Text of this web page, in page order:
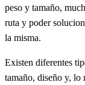
peso y tamaño,
ruta y poder
la misma.
Existen diferentes
tamaño, diseño y, lo